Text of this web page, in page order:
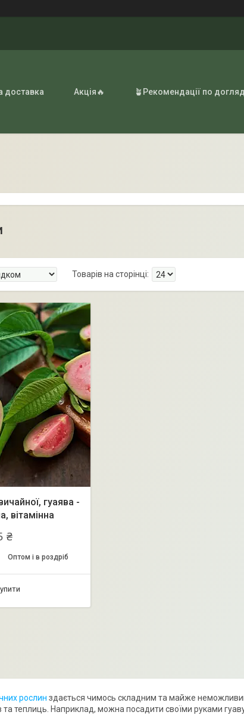
доставка Акція🔥 🪴Рекомендації по
гуаява -
вітамінна
₴
Оптом і в роздріб
рослин здається чимось складним та майже
та теплиць. Наприклад, можна посадити своїми руками